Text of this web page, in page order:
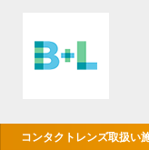
コンタクトレンズ取扱い